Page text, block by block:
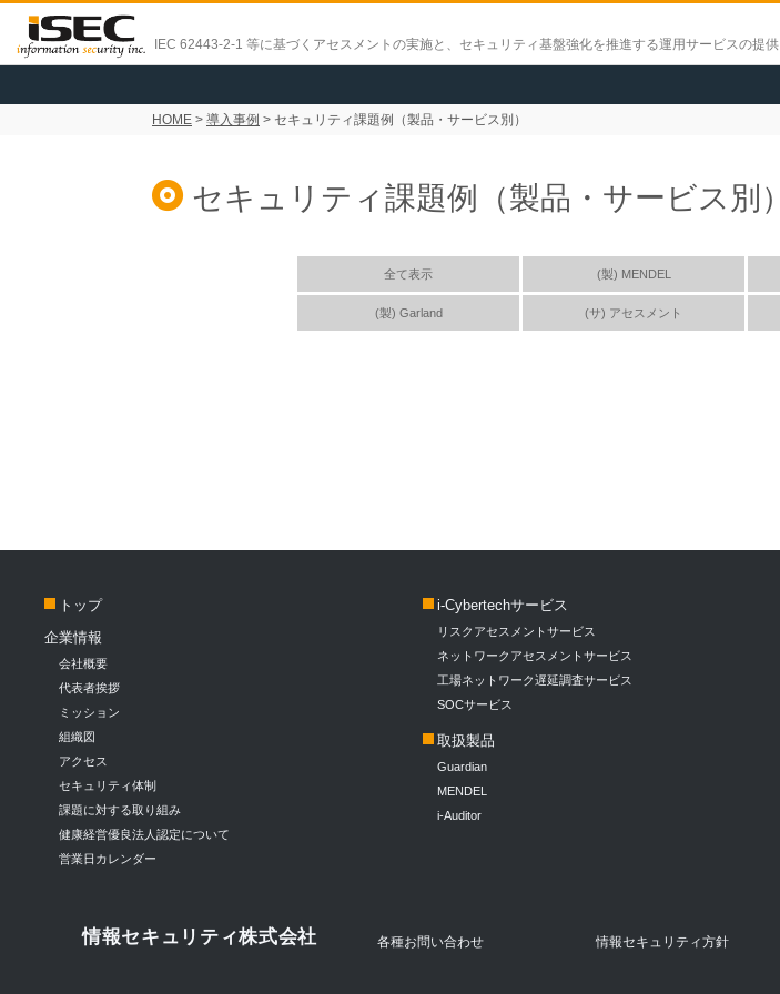
IEC 62443-2-1 等に基づくアセスメントの実施と、 セキュリティ基盤強化を推進する運用サービスの提供
HOME > 導入事例 > セキュリティ課題例（製品・サービス別）
セキュリティ課題例（製品・サービス別）
全て表示 (製) MENDEL
(製) Garland (サ) アセスメント
トップ
企業情報
会社概要
代表者挨拶
ミッション
組織図
アクセス
セキュリティ体制
課題に対する取り組み
健康経営優良法人認定について
営業日カレンダー
i-Cybertechサービス
リスクアセスメントサービス
ネットワークアセスメントサービス
工場ネットワーク遅延調査サービス
SOCサービス
取扱製品
Guardian
MENDEL
i-Auditor
情報セキュリティ株式会社 各種お問い合わせ 情報セキュリティ方針